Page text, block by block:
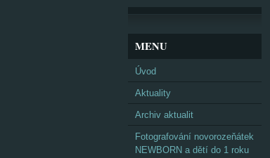
MENU
Úvod
Aktuality
Archiv aktualit
Fotografování novorozeňátek
NEWBORN a dětí do 1 roku